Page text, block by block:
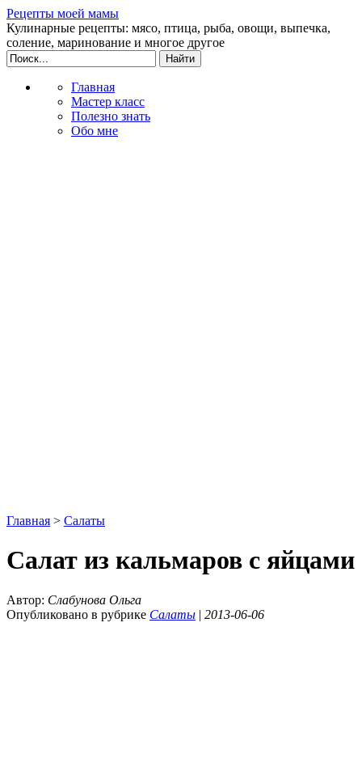
Рецепты моей мамы
Кулинарные рецепты: мясо, птица, рыба, овощи, выпечка,
соление, маринование и многое другое
Главная
Мастер класс
Полезно знать
Обо мне
Главная > Салаты
Салат из кальмаров с яйцами
Автор: Слабунова Ольга
Опубликовано в рубрике Салаты | 2013-06-06